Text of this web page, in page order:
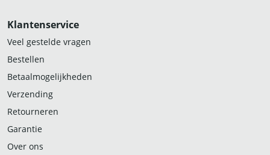
Klantenservice
Veel gestelde vragen
Bestellen
Betaalmogelijkheden
Verzending
Retourneren
Garantie
Over ons